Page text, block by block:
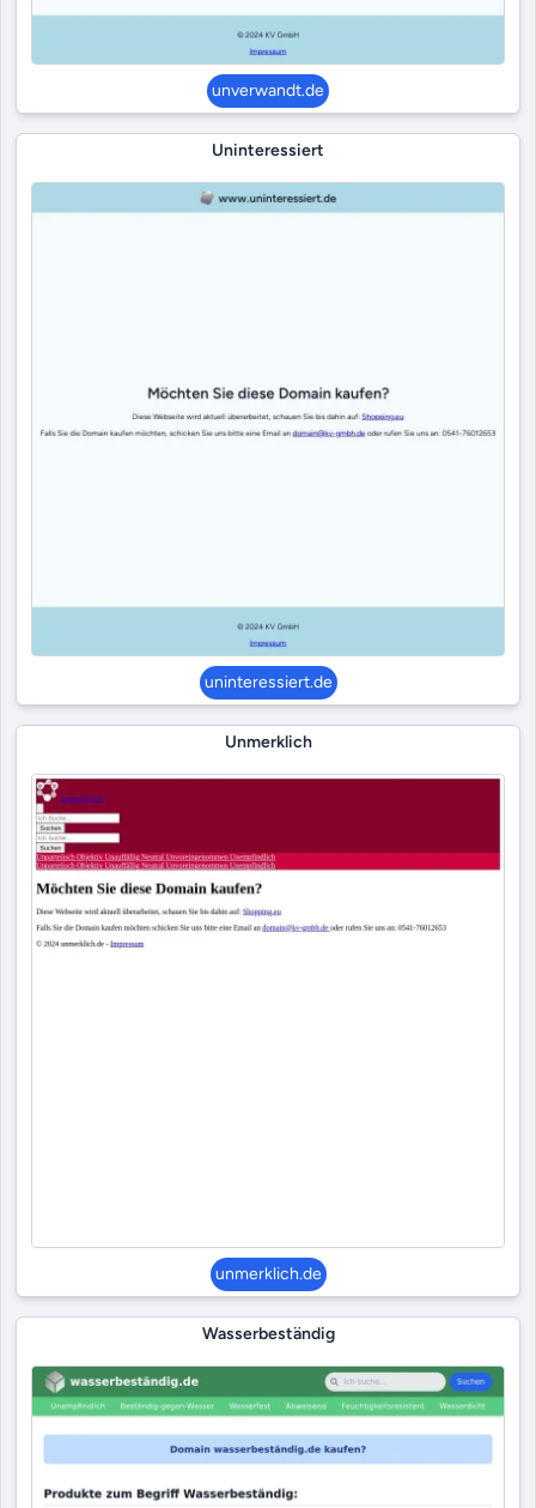
unverwandt.de
Uninteressiert
uninteressiert.de
Unmerklich
unmerklich.de
Wasserbeständig